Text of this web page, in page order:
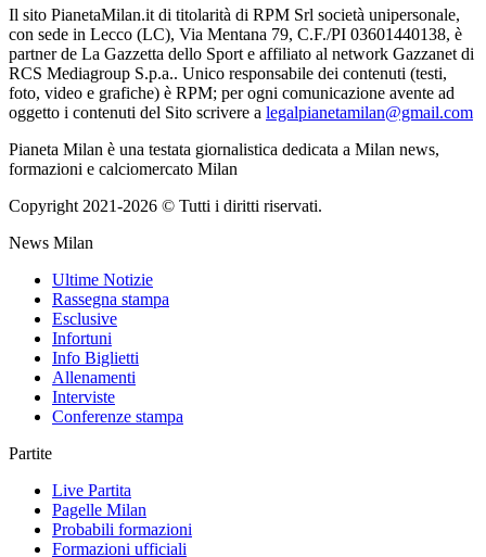
Il sito PianetaMilan.it di titolarità di RPM Srl società unipersonale,
con sede in Lecco (LC), Via Mentana 79, C.F./PI 03601440138, è
partner de La Gazzetta dello Sport e affiliato al network Gazzanet di
RCS Mediagroup S.p.a.. Unico responsabile dei contenuti (testi,
foto, video e grafiche) è RPM; per ogni comunicazione avente ad
oggetto i contenuti del Sito scrivere a legalpianetamilan@gmail.com
Pianeta Milan è una testata giornalistica dedicata a Milan news,
formazioni e calciomercato Milan
Copyright 2021-2026 © Tutti i diritti riservati.
News Milan
Ultime Notizie
Rassegna stampa
Esclusive
Infortuni
Info Biglietti
Allenamenti
Interviste
Conferenze stampa
Partite
Live Partita
Pagelle Milan
Probabili formazioni
Formazioni ufficiali